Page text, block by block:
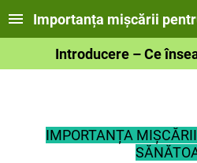
Importanța mișcării
Introducere – Ce
IMPORTANȚA